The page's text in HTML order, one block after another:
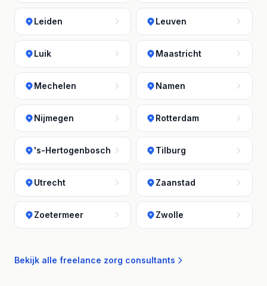
Leiden Leuven
Luik Maastricht
Mechelen Namen
Nijmegen Rotterdam
's-Hertogenbosch Tilburg
Utrecht Zaanstad
Zoetermeer Zwolle
Bekijk alle freelance zorg consultants